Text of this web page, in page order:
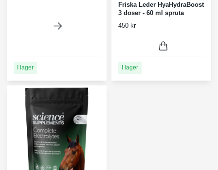
I lager
Friska Leder HyaHydraBoost
3 doser - 60 ml spruta
450 kr
I lager